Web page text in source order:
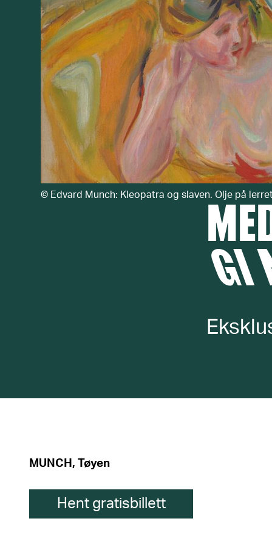
GI
© Edvard Munch: Kleopatra og slaven. Olje på
MUNCH, Tøyen
Hent gratisbillett